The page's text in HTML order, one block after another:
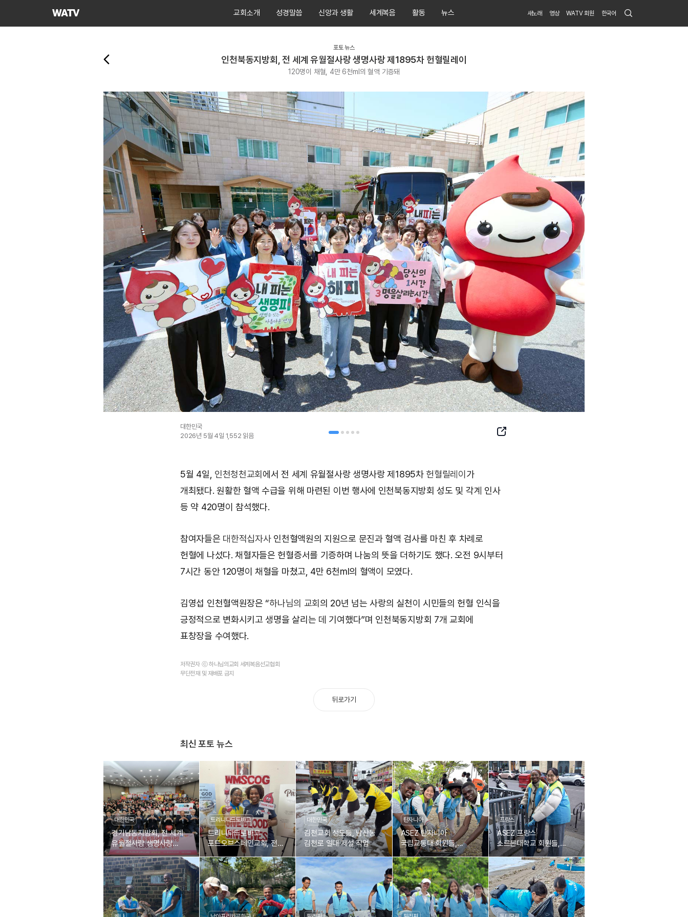
하나님의교회
교회소개 성경말씀 신앙과 생활 세계복음 활동 뉴스 새노래 영상 WATV 회원 한국어 Search
Submit
포토 뉴스
인천북동지방회, 전 세계 유월절사랑 생명사랑 제1895차 헌혈릴레이
120명이 채혈, 4만 6천ml의 혈액 기증돼
대한민국
2026년 5월 4일 1,552 읽음
SNS
5월 4일, 인천청천교회 에서 전 세계 유월절사랑 생명사랑 제1895차헌혈릴레이 가
개최됐다. 원활한 혈액 수급을 위해 마련된 이번 행사에 인천북동지방회 성도 및 각계 인사
등 약 420명이 참석했다.
참여자들은 대한적십자사인천혈액원의 지원으로 문진과 혈액 검사를 마친 후 차례로
헌혈에 나섰다. 채혈자들은 헌혈증서를 기증하며 나눔의 뜻을 더하기도 했다. 오전 9시부터
7시간 동안 120명이 채혈을 마쳤고, 4만 6천ml의 혈액이 모였다.
김영섭 인천혈액원장은 “하나님의 교회 의 20년 넘는 사랑의 실천이 시민들의 헌혈 인식을
긍정적으로 변화시키고 생명을 살리는 데 기여했다”며 인천북동지방회 7개 교회에
표창장을 수여했다.
저작권자 ⓒ 하나님의교회 세계복음선교협회
무단전재 및 재배포 금지
뒤로가기
최신 포토 뉴스
대한민국
경기남동지방회, 전 세계
유월절사랑 생명사랑
제1836차 헌혈릴레이
트리니다드토바고
트리니다드토바고
포트오브스페인교회, 전
세계 유월절사랑 생명사랑
제1804차 헌혈릴레이
대한민국
김천교회 성도들, 남산동
김천로 일대 제설 작업
탄자니아
ASEZ 탄자니아
국립교통대 회원들,
거리정화로 깨끗한
지역환경 조성에 일조
프랑스
ASEZ 프랑스
소르본대학교 회원들,
생미셸 대로 정화